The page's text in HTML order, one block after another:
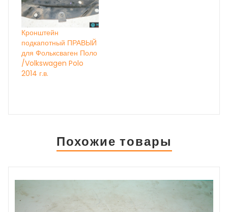
Кронштейн
подкапотный ПРАВЫЙ
для Фольксваген Поло
/Volkswagen Polo
2014 г.в.
Похожие товары